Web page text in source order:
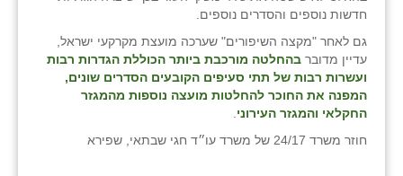
חדשות נוספים והסדרים נוספים.
גם לאחר "מקצה השיפורים" שערכה מועצת מקרקעי ישראל,
עדיין מדובר בהחלטה מורכבת ביותר הכוללת הגדרות רבות
ועשרות רבות של תתי סעיפים הקובעים הסדרים שונים,
המפנה את החוכר להחלטות מועצה נוספות מהמגזר
החקלאי והמגזר העירוני
חוזר משרד 24/17 של משרד עו״ד חגי שבתאי, שפירא